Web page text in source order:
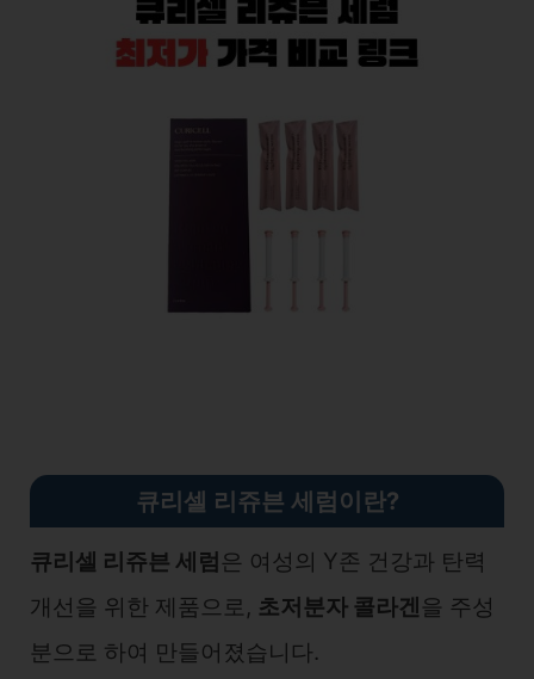
큐리셀 리쥬븐 세럼이란?
큐리셀 리쥬븐 세럼 은 여성의 Y존 건강과 탄력
개선을 위한 제품으로, 초저분자 콜라겐을 주성
분으로 하여 만들어졌습니다.